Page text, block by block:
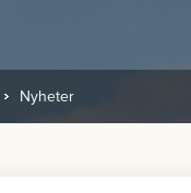
Nyheter